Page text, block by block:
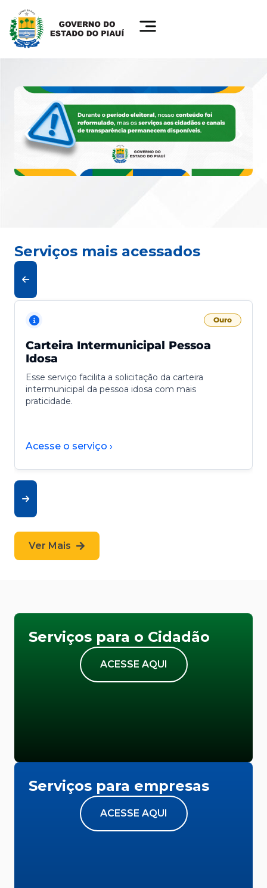
Serviços mais acessados
Ouro
Carteira Intermunicipal Pessoa
Idosa
Esse serviço facilita a solicitação da carteira
intermunicipal da pessoa idosa com mais
praticidade.
Acesse o serviço ›
Ver Mais
Serviços para o Cidadão
ACESSE AQUI
Serviços para empresas
ACESSE AQUI